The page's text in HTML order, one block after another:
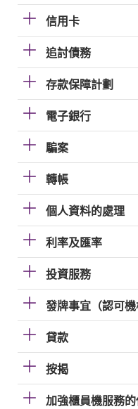
信用卡
追討債務
存款保障計劃
電子銀行
騙案
轉帳
個人資料的處理
利率及匯率
投資服務
發牌事宜（認可機
貸款
按揭
加強櫃員機服務